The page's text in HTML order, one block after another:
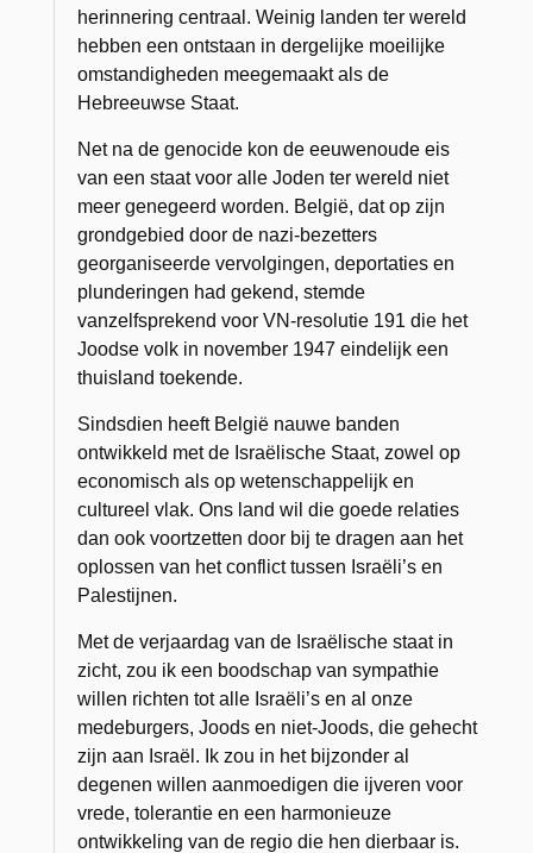
herinnering centraal. Weinig landen ter wereld
hebben een ontstaan in dergelijke moeilijke
omstandigheden meegemaakt als de
Hebreeuwse Staat.
Net na de genocide kon de eeuwenoude eis
van een staat voor alle Joden ter wereld niet
meer genegeerd worden. België, dat op zijn
grondgebied door de nazi-bezetters
georganiseerde vervolgingen, deportaties en
plunderingen had gekend, stemde
vanzelfsprekend voor VN-resolutie 191 die het
Joodse volk in november 1947 eindelijk een
thuisland toekende.
Sindsdien heeft België nauwe banden
ontwikkeld met de Israëlische Staat, zowel op
economisch als op wetenschappelijk en
cultureel vlak. Ons land wil die goede relaties
dan ook voortzetten door bij te dragen aan het
oplossen van het conflict tussen Israëli’s en
Palestijnen.
Met de verjaardag van de Israëlische staat in
zicht, zou ik een boodschap van sympathie
willen richten tot alle Israëli’s en al onze
medeburgers, Joods en niet-Joods, die gehecht
zijn aan Israël. Ik zou in het bijzonder al
degenen willen aanmoedigen die ijveren voor
vrede, tolerantie en een harmonieuze
ontwikkeling van de regio die hen dierbaar is.